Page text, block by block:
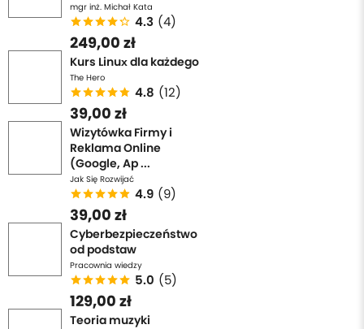
mgr inż. Michał Kata
4.3 (4)
249,00 zł
Kurs Linux dla każdego
The Hero
4.8 (12)
39,00 zł
Wizytówka Firmy i
Reklama Online
(Google, Ap ...
Jak Się Rozwijać
4.9 (9)
39,00 zł
Cyberbezpieczeństwo
od podstaw
Pracownia wiedzy
5.0 (5)
129,00 zł
Teoria muzyki